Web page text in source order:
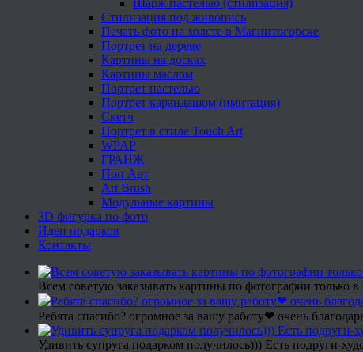
Стилизация под живопись
Печать фото на холсте в Магнитогорске
Портрет на дереве
Картины на досках
Картины маслом
Портрет пастелью
Портрет карандашом (имитация)
Скетч
Портрет в стиле Touch Art
WPAP
ГРАНЖ
Поп Арт
Art Brush
Модульные картины
3D фигурка по фото
Идеи подарков
Контакты
Всем советую заказывать картины по фотографии только в
Ребята спасибо? огромное за вашу работу❤ очень
Удивить супруга подарком получилось))) Есть подруги-